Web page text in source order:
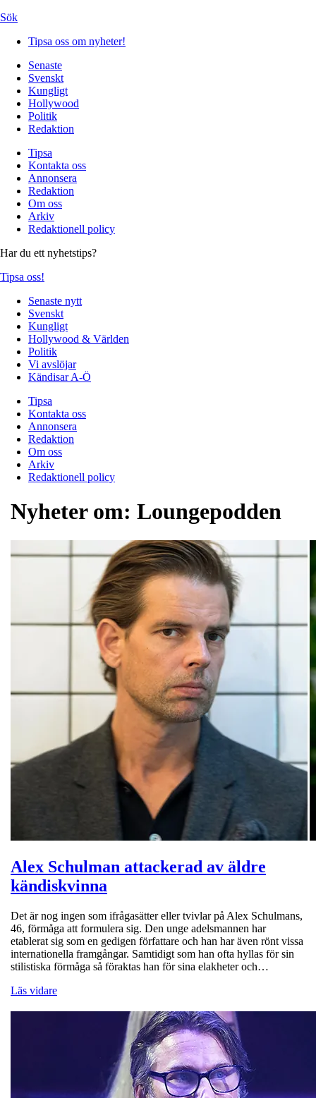
Sök
Tipsa oss om nyheter!
Senaste
Svenskt
Kungligt
Hollywood
Politik
Redaktion
Tipsa
Kontakta oss
Annonsera
Redaktion
Om oss
Arkiv
Redaktionell policy
Har du ett nyhetstips?
Tipsa oss!
Senaste nytt
Svenskt
Kungligt
Hollywood & Världen
Politik
Vi avslöjar
Kändisar A-Ö
Tipsa
Kontakta oss
Annonsera
Redaktion
Om oss
Arkiv
Redaktionell policy
Nyheter om: Loungepodden
Alex Schulman attackerad av äldre
kändiskvinna
Det är nog ingen som ifrågasätter eller tvivlar på Alex Schulmans,
46, förmåga att formulera sig. Den unge adelsmannen har
etablerat sig som en gedigen författare och han har även rönt vissa
internationella framgångar. Samtidigt som han ofta hyllas för sin
stilistiska förmåga så föraktas han för sina elakheter och…
Läs vidare